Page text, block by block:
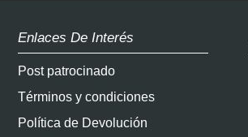
Enlaces De Interés
Post patrocinado
Términos y condiciones
Política de Devolución